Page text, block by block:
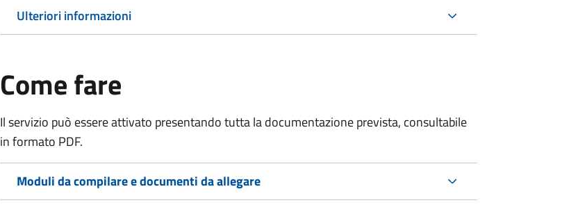
Ulteriori informazioni
Come fare
Il servizio può essere attivato presentando tutta la documentazione prevista, consultabile
in formato PDF.
Moduli da compilare e documenti da allegare